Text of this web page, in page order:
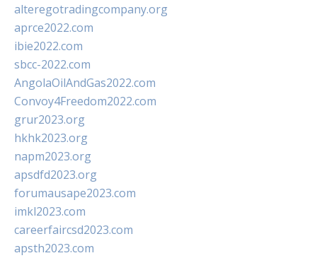
alteregotradingcompany.org
aprce2022.com
ibie2022.com
sbcc-2022.com
AngolaOilAndGas2022.com
Convoy4Freedom2022.com
grur2023.org
hkhk2023.org
napm2023.org
apsdfd2023.org
forumausape2023.com
imkl2023.com
careerfaircsd2023.com
apsth2023.com